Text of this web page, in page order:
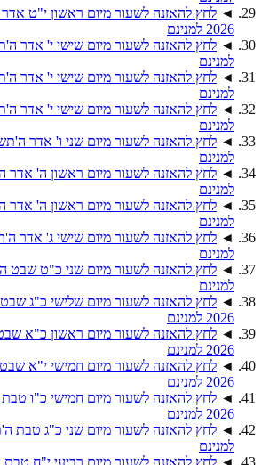
◄
2026 למנינם
◄
למנינם
◄
למנינם
◄
למנינם
◄
למנינם
◄
למנינם
◄
למנינם
◄
למנינם
◄
למנינם
◄
2026 למנינם
◄
2026 למנינם
◄
2026 למנינם
◄
2026 למנינם
◄
למנינם
◄